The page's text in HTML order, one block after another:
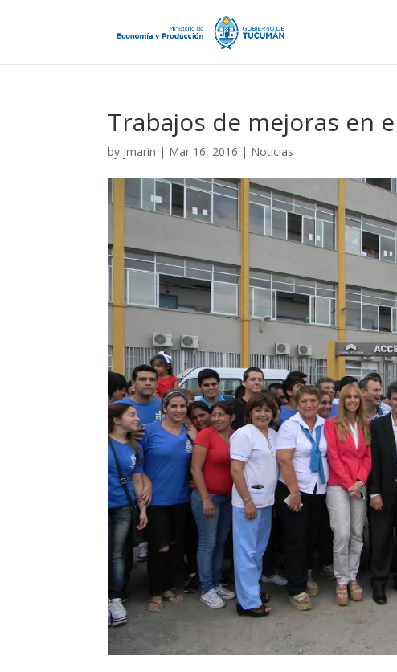
Trabajos de mejoras en
by jmarin | Mar 16, 2016 | Noticias